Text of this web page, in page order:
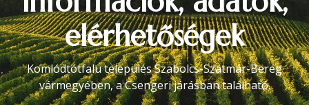
elérhetőségek
Komlódtótfalu település Szabolcs-Szatmár-Bereg
vármegyében, a Csengeri járásban található.